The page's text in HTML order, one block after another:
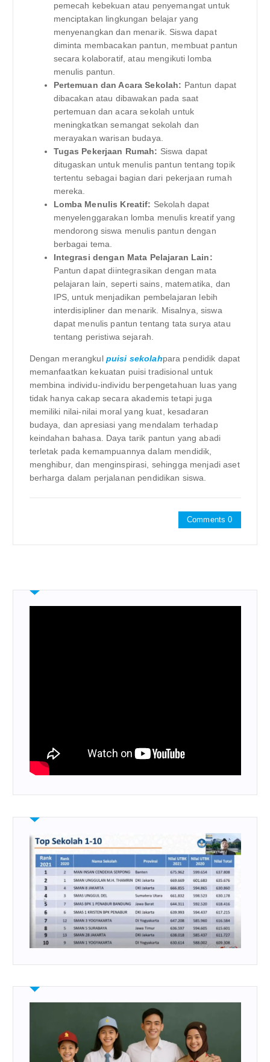
pemecah kebekuan atau penyemangat untuk
menciptakan lingkungan belajar yang
menyenangkan dan menarik. Siswa dapat
diminta membacakan pantun, membuat pantun
secara kolaboratif, atau mengikuti lomba
menulis pantun.
Pertemuan dan Acara Sekolah: Pantun dapat
dibacakan atau dibawakan pada saat
pertemuan dan acara sekolah untuk
meningkatkan semangat sekolah dan
merayakan warisan budaya.
Tugas Pekerjaan Rumah: Siswa dapat
ditugaskan untuk menulis pantun tentang topik
tertentu sebagai bagian dari pekerjaan rumah
mereka.
Lomba Menulis Kreatif: Sekolah dapat
menyelenggarakan lomba menulis kreatif yang
mendorong siswa menulis pantun dengan
berbagai tema.
Integrasi dengan Mata Pelajaran Lain:
Pantun dapat diintegrasikan dengan mata
pelajaran lain, seperti sains, matematika, dan
IPS, untuk menjadikan pembelajaran lebih
interdisipliner dan menarik. Misalnya, siswa
dapat menulis pantun tentang tata surya atau
tentang peristiwa sejarah.
Dengan merangkul puisi sekolahpara pendidik dapat
memanfaatkan kekuatan puisi tradisional untuk
membina individu-individu berpengetahuan luas yang
tidak hanya cakap secara akademis tetapi juga
memiliki nilai-nilai moral yang kuat, kesadaran
budaya, dan apresiasi yang mendalam terhadap
keindahan bahasa. Daya tarik pantun yang abadi
terletak pada kemampuannya dalam mendidik,
menghibur, dan menginspirasi, sehingga menjadi aset
berharga dalam perjalanan pendidikan siswa.
Comments 0